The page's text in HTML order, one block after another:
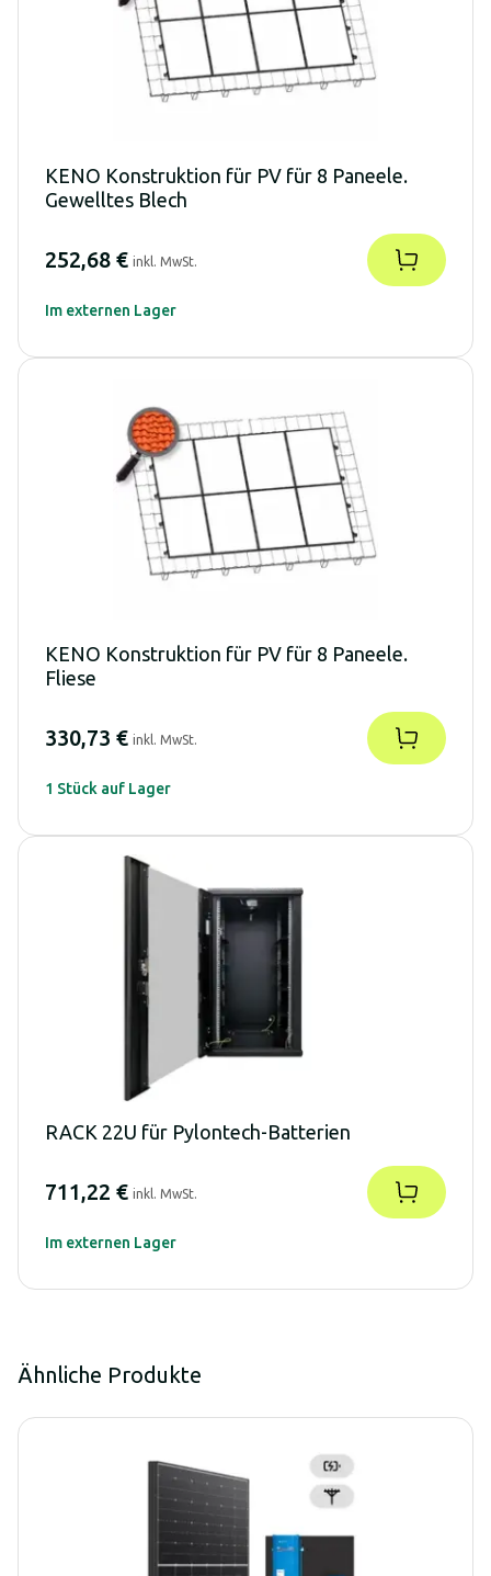
KENO Konstruktion für PV für 8 Paneele.
Gewelltes Blech
252,68 € inkl. MwSt.
Im externen Lager
KENO Konstruktion für PV für 8 Paneele.
Fliese
330,73 € inkl. MwSt.
1 Stück auf Lager
RACK 22U für Pylontech-Batterien
711,22 € inkl. MwSt.
Im externen Lager
Ähnliche Produkte